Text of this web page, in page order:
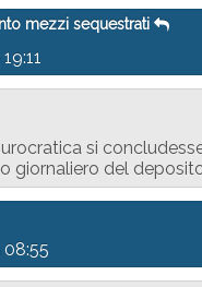
mezzi sequestrati
si
giornaliero del